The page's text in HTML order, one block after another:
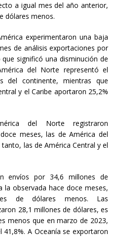
a igual mes del año anterior,
dólares menos.
experimentaron una baja
de análisis exportaciones por
significó una disminución de
del Norte representó el
del continente, mientras que
y el Caribe aportaron 25,2%
del Norte registraron
meses, las de América del
las de América Central y el
envíos por 34,6 millones de
la observada hace doce meses,
de dólares menos. Las
28,1 millones de dólares, es
menos que en marzo de 2023,
A Oceanía se exportaron